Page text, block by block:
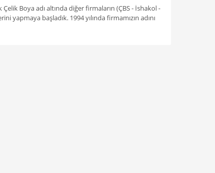
Çelik Boya adı altında diğer firmaların (ÇBS - İshakol -
yapmaya başladık. 1994 yılında firmamızın adını